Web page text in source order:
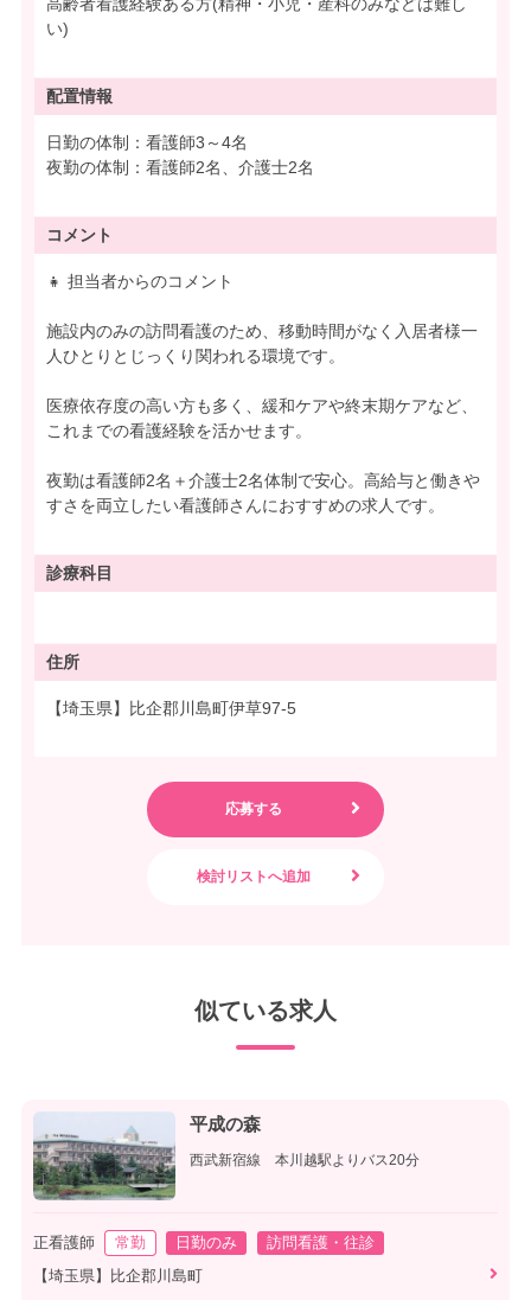
い)
配置情報
日勤の体制：看護師3～4名
夜勤の体制：看護師2名、介護士2名
コメント
👧 担当者からのコメント
施設内のみの訪問看護のため、移動時間がなく入居者様一
人ひとりとじっくり関われる環境です。
医療依存度の高い方も多く、緩和ケアや終末期ケアなど、
これまでの看護経験を活かせます。
夜勤は看護師2名＋介護士2名体制で安心。高給与と働きや
すさを両立したい看護師さんにおすすめの求人です。
診療科目
住所
【埼玉県】比企郡川島町伊草97-5
似ている求人
平成の森
西武新宿線 本川越駅よりバス20分
正看護師 常勤 日勤のみ
訪問看護・往診
【埼玉県】比企郡川島町